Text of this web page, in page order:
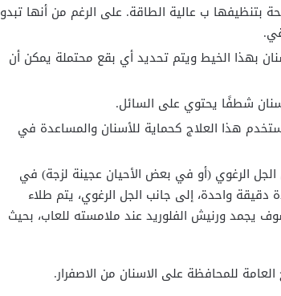
بتنظيفها ب عالية الطاقة. على الرغم من أنها تبدو
بهذا الخيط ويتم تحديد أي بقع محتملة يمكن أن
شطفًا يحتوي على السائل.
هذا العلاج كحماية للأسنان والمساعدة في
الرغوي (أو في بعض الأحيان عجينة لزجة) في
واحدة، إلى جانب الجل الرغوي، يتم طلاء
يجمد ورنيش الفلوريد عند ملامسته للعاب، بحيث
للمحافظة على الاسنان من الاصفرار.